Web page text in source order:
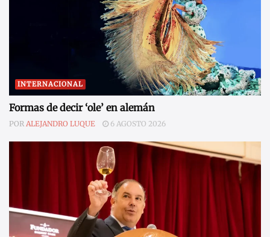
INTERNACIONAL
Formas de decir ‘ole’ en alemán
POR ALEJANDRO LUQUE 6 AGOSTO 2026